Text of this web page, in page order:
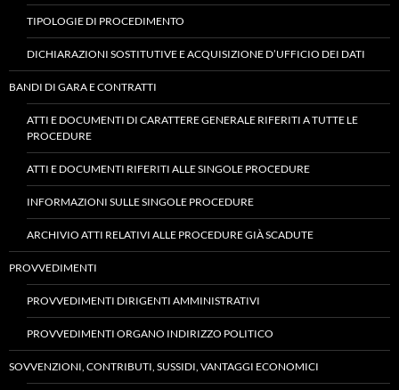
TIPOLOGIE DI PROCEDIMENTO
DICHIARAZIONI SOSTITUTIVE E ACQUISIZIONE D’UFFICIO DEI DATI
BANDI DI GARA E CONTRATTI
ATTI E DOCUMENTI DI CARATTERE GENERALE RIFERITI A TUTTE LE
PROCEDURE
ATTI E DOCUMENTI RIFERITI ALLE SINGOLE PROCEDURE
INFORMAZIONI SULLE SINGOLE PROCEDURE
ARCHIVIO ATTI RELATIVI ALLE PROCEDURE GIÀ SCADUTE
PROVVEDIMENTI
PROVVEDIMENTI DIRIGENTI AMMINISTRATIVI
PROVVEDIMENTI ORGANO INDIRIZZO POLITICO
SOVVENZIONI, CONTRIBUTI, SUSSIDI, VANTAGGI ECONOMICI